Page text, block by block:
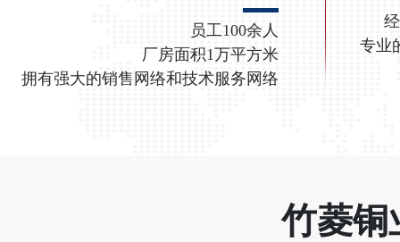
员工100余人
厂房面积1万平方米
拥有强大的销售网络和技术服务网络
专业
竹菱铜